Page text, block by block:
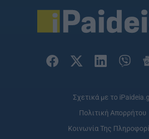
Σχετικά με το
Πολιτική Απορρήτου
Κοινωνία Της